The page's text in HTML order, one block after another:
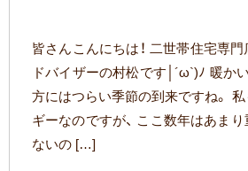
皆さんこんにちは！ 二世帯住宅専
ドバイザーの村松です│´ω`)ﾉ 暖か
方にはつらい季節の到来ですね。
ギーなのですが、 ここ数年はあま
ないの […]